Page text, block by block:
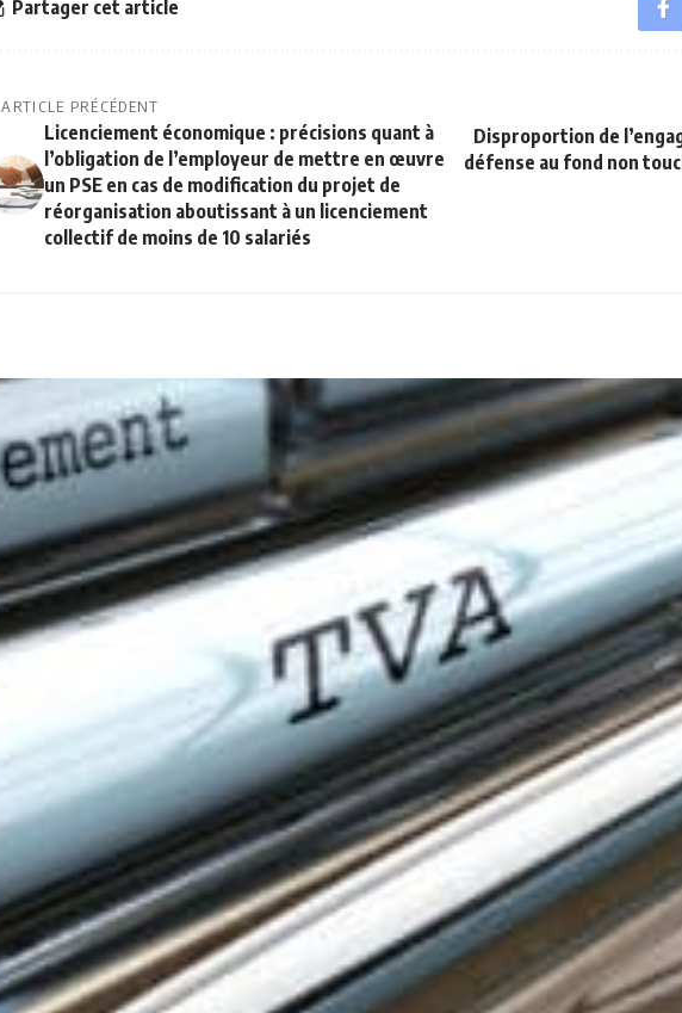
Partager cet article
ARTICLE PRÉCÉDENT
Licenciement économique : précisions quant à
l’obligation de l’employeur de mettre en œuvre
un PSE en cas de modification du projet de
réorganisation aboutissant à un licenciement
collectif de moins de 10 salariés
Disproportion de
défense au fond non